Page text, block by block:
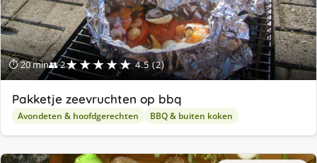
⏱ 20 min👥 2★★★★★ 4.5 (2)
Pakketje zeevruchten op bbq
Avondeten & hoofdgerechten BBQ & buiten koken